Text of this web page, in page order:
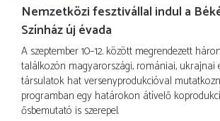
Nemzetközi fesztivállal indul a
Színház új évada
A szeptember 10–12. között megrendezett
találkozón magyarországi, romániai, ukrajnai
társulatok hat versenyprodukcióval
programban egy határokon átívelő
ősbemutató is szerepel.